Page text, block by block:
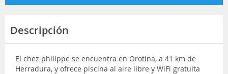
Descripción
El chez philippe se encuentra en Orotina, a 41 km de
Herradura, y ofrece piscina al aire libre y WiFi gratuita